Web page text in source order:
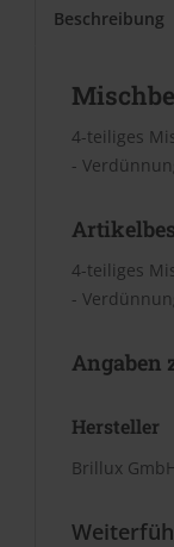
Beschreibung
4-teiliges
-
4-teiliges
-
Angaben
Hersteller
Brillux